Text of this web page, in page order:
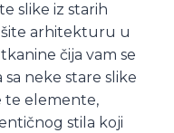
slike iz starih
arhitekturu u
čija vam se
neke stare slike
te elemente,
stila koji